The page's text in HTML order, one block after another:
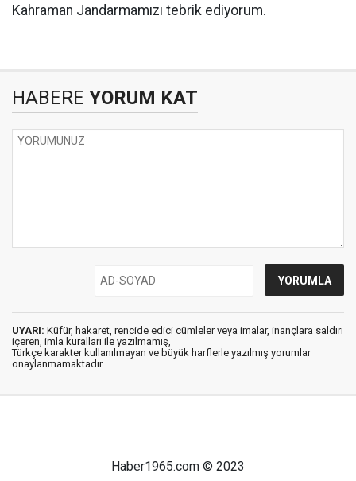
Kahraman Jandarmamızı tebrik ediyorum.
HABERE YORUM KAT
UYARI: Küfür, hakaret, rencide edici cümleler veya imalar, inançlara saldırı
içeren, imla kuralları ile yazılmamış,
Türkçe karakter kullanılmayan ve büyük harflerle yazılmış yorumlar
onaylanmamaktadır.
Haber1965.com © 2023